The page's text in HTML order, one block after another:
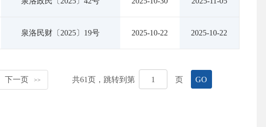
泉洛民财〔2025〕19号 2025-10-22 2025-10-22
下一页 >> 共61页，跳转到第 页 GO